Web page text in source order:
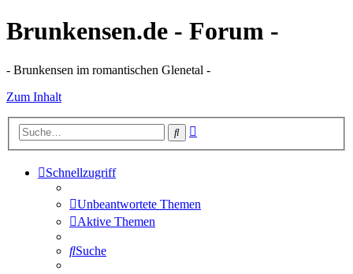
Brunkensen.de - Forum -
- Brunkensen im romantischen Glenetal -
Zum Inhalt
Suche
Schnellzugriff
Unbeantwortete Themen
Aktive Themen
Suche